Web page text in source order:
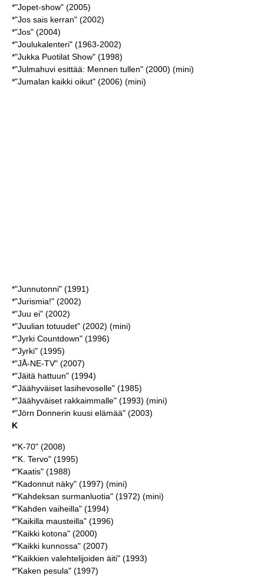
*"Jopet-show" (2005)
*"Jos sais kerran" (2002)
*"Jos" (2004)
*"Joulukalenteri" (1963-2002)
*"Jukka Puotilat Show" (1998)
*"Julmahuvi esittää: Mennen tullen" (2000) (mini)
*"Jumalan kaikki oikut" (2006) (mini)
*"Junnutonni" (1991)
*"Jurismia!" (2002)
*"Juu ei" (2002)
*"Juulian totuudet" (2002) (mini)
*"Jyrki Countdown" (1996)
*"Jyrki" (1995)
*"JÅ-NE-TV" (2007)
*"Jäitä hattuun" (1994)
*"Jäähyväiset lasihevoselle" (1985)
*"Jäähyväiset rakkaimmalle" (1993) (mini)
*"Jörn Donnerin kuusi elämää" (2003)
K
*"K-70" (2008)
*"K. Tervo" (1995)
*"Kaatis" (1988)
*"Kadonnut näky" (1997) (mini)
*"Kahdeksan surmanluotia" (1972) (mini)
*"Kahden vaiheilla" (1994)
*"Kaikilla mausteilla" (1996)
*"Kaikki kotona" (2000)
*"Kaikki kunnossa" (2007)
*"Kaikkien valehtelijoiden äiti" (1993)
*"Kaken pesula" (1997)